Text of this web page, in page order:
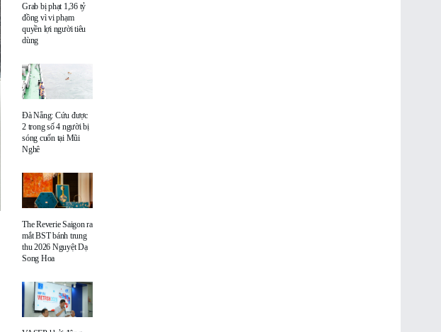
Grab bị phạt 1,36 tỷ
đồng vì vi phạm
quyền lợi người tiêu
dùng
Đà Nẵng: Cứu được
2 trong số 4 người bị
sóng cuốn tại Mũi
Nghê
The Reverie Saigon ra
mắt BST bánh trung
thu 2026 Nguyệt Dạ
Song Hoa